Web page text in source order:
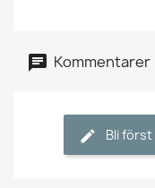
Kommentarer
Bli